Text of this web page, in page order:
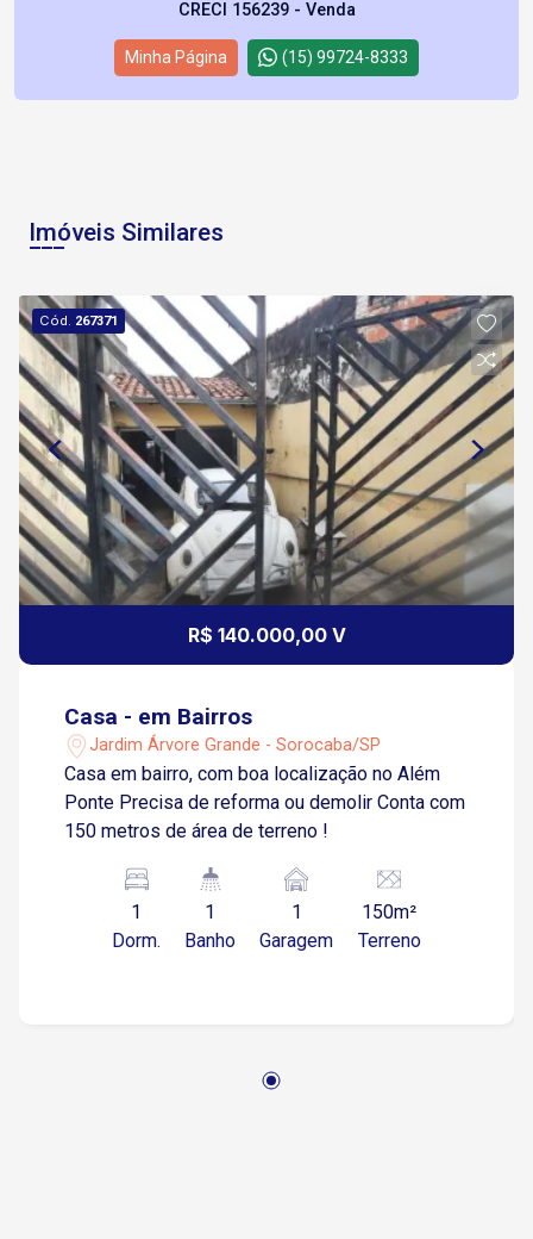
CRECI 156239 - Venda
Minha Página (15) 99724-8333
Imóveis Similares
Cód. 267371
R$ 140.000,00 V
Casa - em Bairros
Jardim Árvore Grande - Sorocaba/SP
Casa em bairro, com boa localização no Além
Ponte Precisa de reforma ou demolir Conta com
150 metros de área de terreno !
1
Dorm.
1
Banho
1
Garagem
150m²
Terreno